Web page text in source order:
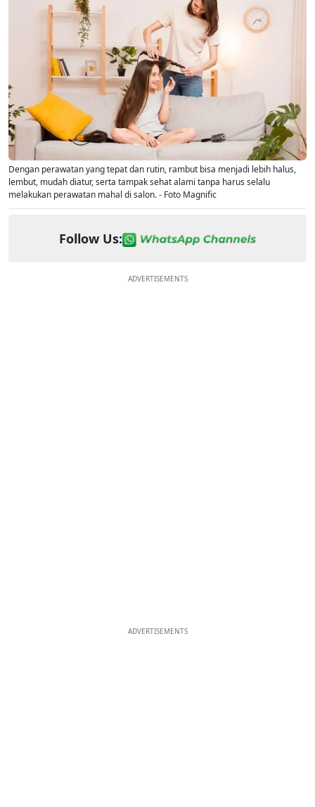
Dengan perawatan yang tepat dan rutin, rambut bisa menjadi lebih halus,
lembut, mudah diatur, serta tampak sehat alami tanpa harus selalu
melakukan perawatan mahal di salon. - Foto Magnific
Follow Us:
ADVERTISEMENTS
ADVERTISEMENTS